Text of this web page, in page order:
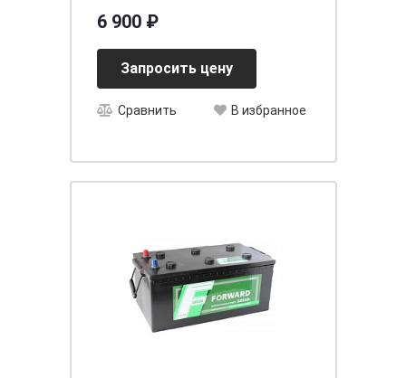
[д230ш173в225/480EN550SAE]
[D23]
6 900 ₽
Запросить цену
Сравнить В избранное